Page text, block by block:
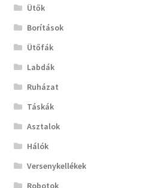
Ütők
Borítások
Ütőfák
Labdák
Ruházat
Táskák
Asztalok
Hálók
Versenykellékek
Robotok